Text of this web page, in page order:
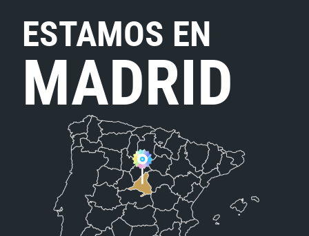
ESTAMOS EN
MADRID